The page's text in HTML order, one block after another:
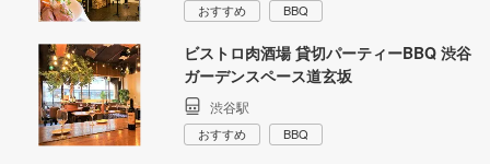
おすすめ BBQ
ビストロ肉酒場 貸切パーティーBBQ 渋谷
ガーデンスペース道玄坂
渋谷駅
おすすめ BBQ